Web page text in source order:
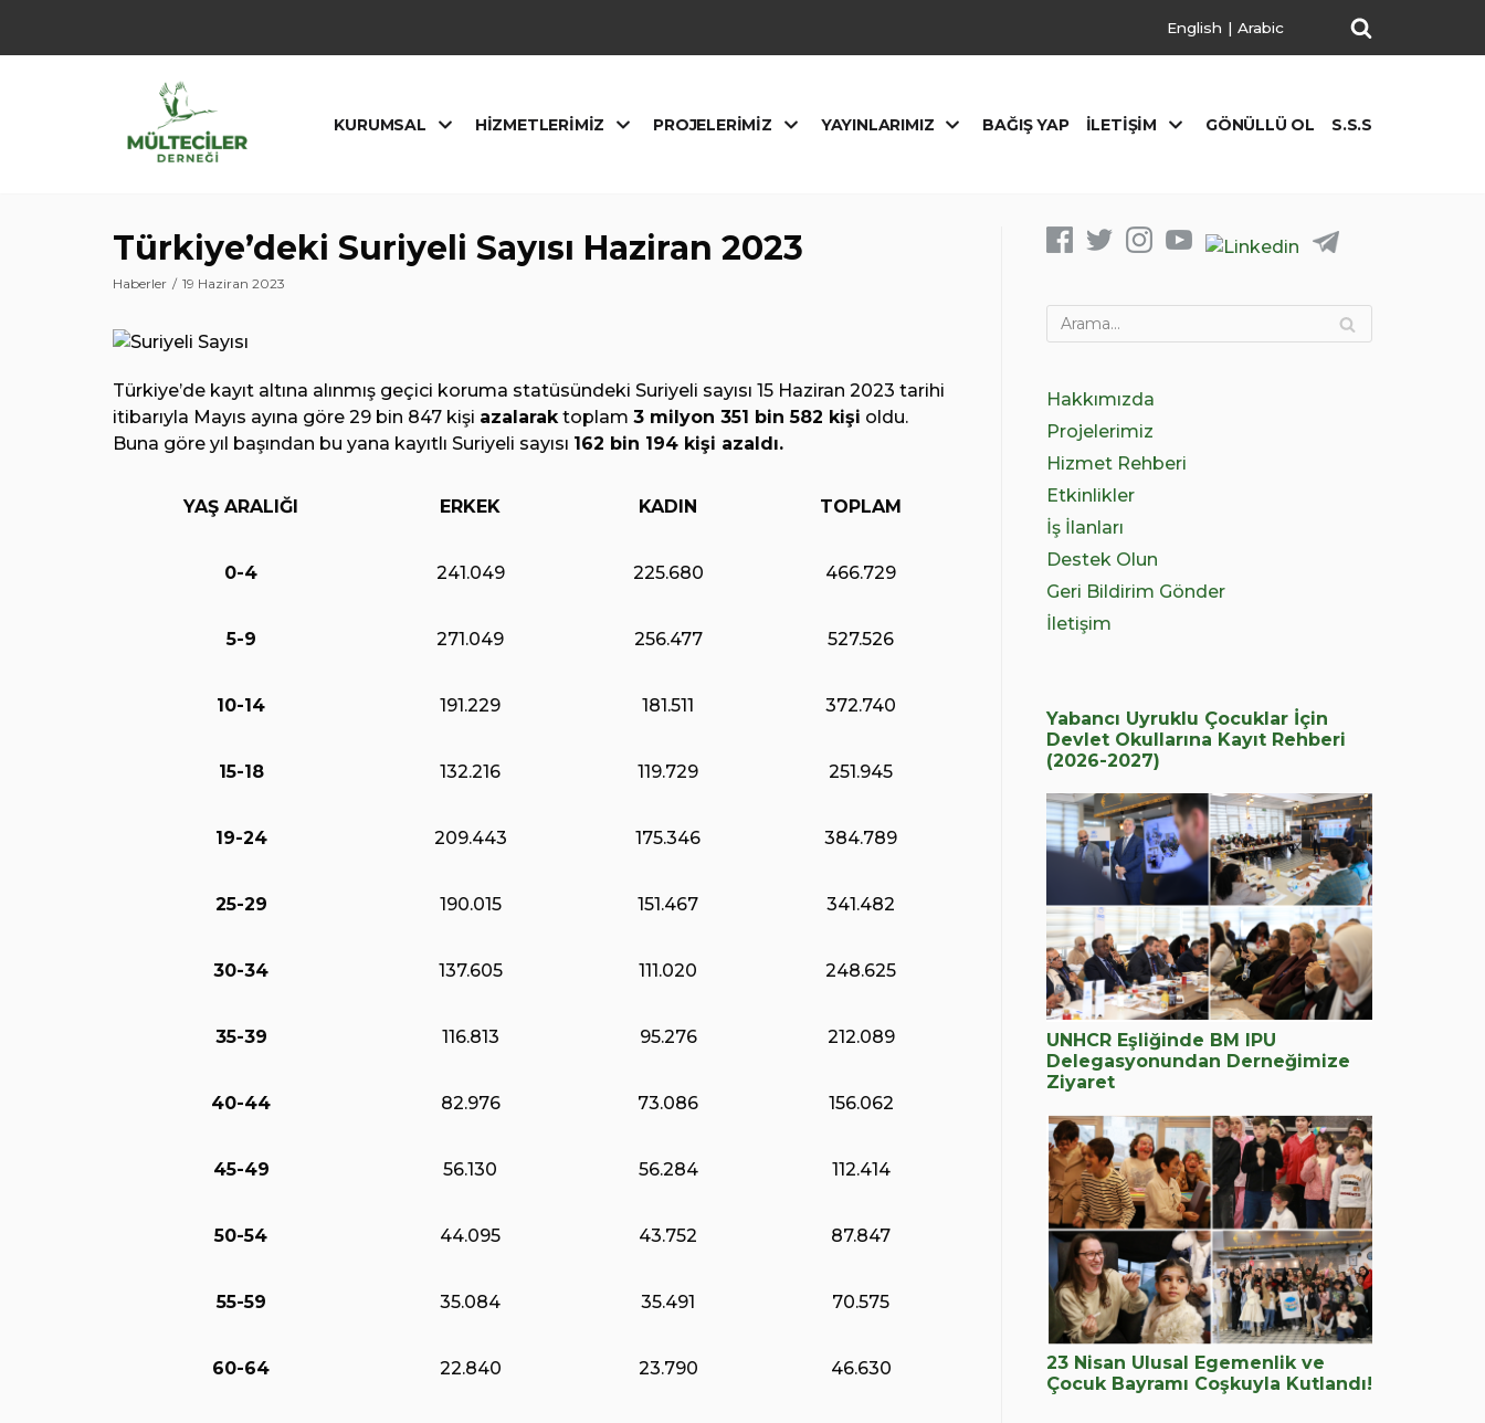
geç
English | Arabic
KURUMSAL HIZMETLERIMIZ PROJELERIMIZ YAYINLARIMIZ BAĞIŞ YAP İLETIŞIM GÖNÜLLÜ OL S.S.S
Türkiye’deki Suriyeli Sayısı Haziran 2023
Haberler 19 Haziran 2023
Türkiye’de kayıt altına alınmış geçici koruma statüsündeki Suriyeli sayısı 15 Haziran 2023 tarihi
itibarıyla Mayıs ayına göre 29 bin 847 kişi azalaraktoplam 3 milyon 351 bin 582 kişi oldu.
Buna göre yıl başından bu yana kayıtlı Suriyeli sayısı 162 bin 194 kişi azaldı.
YAŞ ARALIĞI ERKEK KADIN TOPLAM
0-4 241.049 225.680 466.729
5-9 271.049 256.477 527.526
10-14 191.229 181.511 372.740
15-18 132.216 119.729 251.945
19-24 209.443 175.346 384.789
25-29 190.015 151.467 341.482
30-34 137.605 111.020 248.625
35-39 116.813 95.276 212.089
40-44 82.976 73.086 156.062
45-49 56.130 56.284 112.414
50-54 44.095 43.752 87.847
55-59 35.084 35.491 70.575
60-64 22.840 23.790 46.630
Hakkımızda
Projelerimiz
Hizmet Rehberi
Etkinlikler
İş İlanları
Destek Olun
Geri Bildirim Gönder
İletişim
Yabancı Uyruklu Çocuklar İçin
Devlet Okullarına Kayıt Rehberi
(2026-2027)
UNHCR Eşliğinde BM IPU
Delegasyonundan Derneğimize
Ziyaret
23 Nisan Ulusal Egemenlik ve
Çocuk Bayramı Coşkuyla Kutlandı!